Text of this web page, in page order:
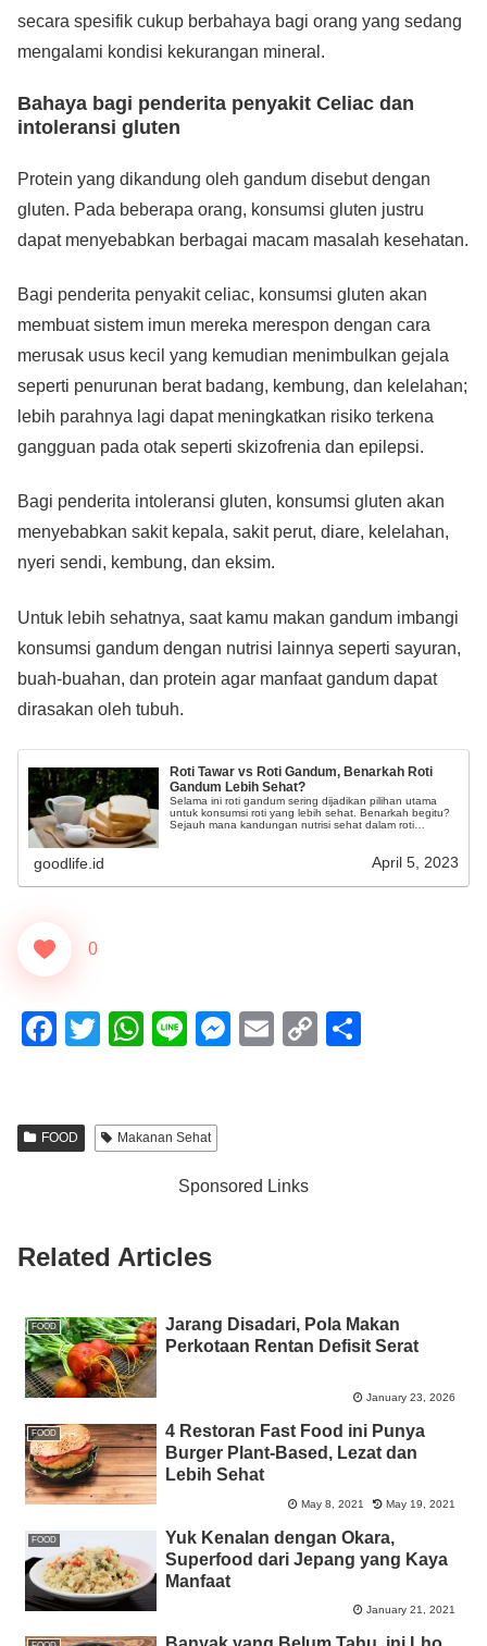
secara spesifik cukup berbahaya bagi orang yang sedang
mengalami kondisi kekurangan mineral.
Bahaya bagi penderita penyakit Celiac dan
intoleransi gluten
Protein yang dikandung oleh gandum disebut dengan
gluten. Pada beberapa orang, konsumsi gluten justru
dapat menyebabkan berbagai macam masalah kesehatan.
Bagi penderita penyakit celiac, konsumsi gluten akan
membuat sistem imun mereka merespon dengan cara
merusak usus kecil yang kemudian menimbulkan gejala
seperti penurunan berat badang, kembung, dan kelelahan;
lebih parahnya lagi dapat meningkatkan risiko terkena
gangguan pada otak seperti skizofrenia dan epilepsi.
Bagi penderita intoleransi gluten, konsumsi gluten akan
menyebabkan sakit kepala, sakit perut, diare, kelelahan,
nyeri sendi, kembung, dan eksim.
Untuk lebih sehatnya, saat kamu makan gandum imbangi
konsumsi gandum dengan nutrisi lainnya seperti sayuran,
buah-buahan, dan protein agar manfaat gandum dapat
dirasakan oleh tubuh.
Roti Tawar vs Roti Gandum, Benarkah Roti
Gandum Lebih Sehat?
Selama ini roti gandum sering dijadikan pilihan utama
untuk konsumsi roti yang lebih sehat. Benarkah begitu?
Sejauh mana kandungan nutrisi sehat dalam roti
goodlife.id April 5, 2023
0
F
e
o
k
T
er
W
s
p
Li
M
g
E
C
FOOD Makanan Sehat
Sponsored Links
Related Articles
FOOD
Jarang Disadari, Pola Makan
Perkotaan Rentan Defisit Serat
January 23, 2026
FOOD
4 Restoran Fast Food ini Punya
Burger Plant-Based, Lezat dan
Lebih Sehat
May 8, 2021 May 19, 2021
FOOD
Yuk Kenalan dengan Okara,
Superfood dari Jepang yang Kaya
Manfaat
January 21, 2021